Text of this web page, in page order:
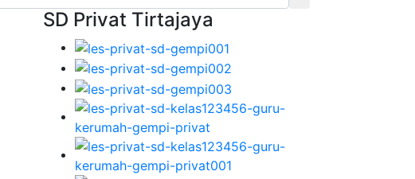
SD Privat Tirtajaya